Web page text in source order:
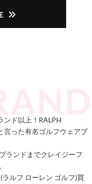
ンド以上！RALPH
言った有名ゴルフウェアブ
ランドまでクレイジーフ
ルフ ローレン ゴルフ)買